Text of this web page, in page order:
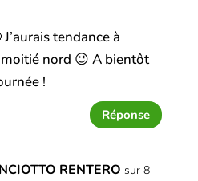
tendance à
nord 😉 A bientôt
!
Réponse
RENTERO sur 8